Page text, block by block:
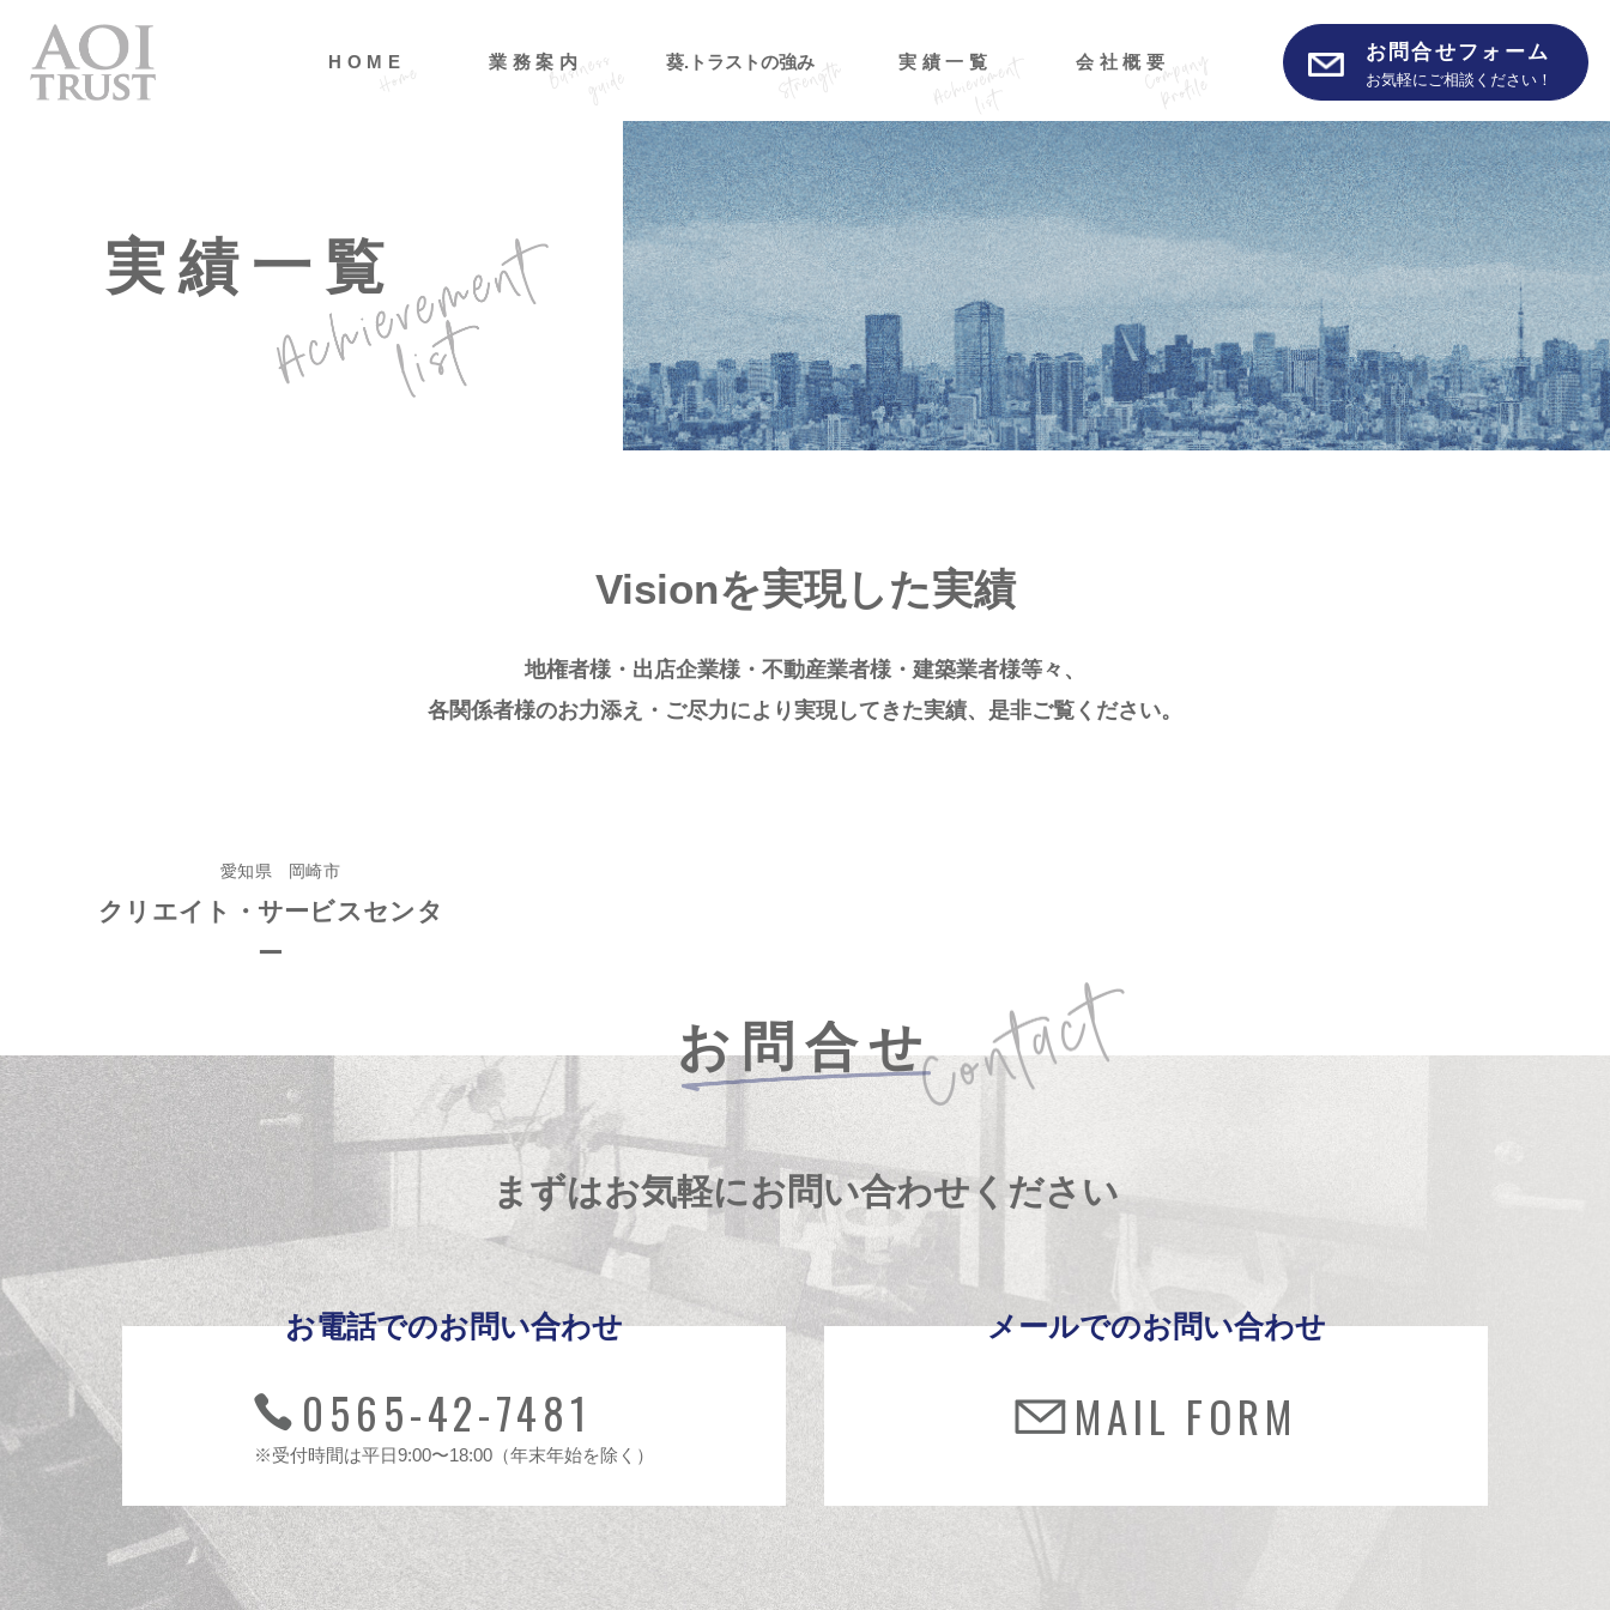
HOME 業務案内 葵.トラストの強み 実績一覧 会社概要 お問合せフォーム
お気軽にご相談ください！
実績一覧
Visionを実現した実績
地権者様・出店企業様・不動産業者様・建築業者様等々、
各関係者様のお力添え・ご尽力により実現してきた実績、是非ご覧ください。
愛知県 岡崎市
クリエイト・サービスセンタ
ー
お問合せ
まずはお気軽にお問い合わせください
お電話でのお問い合わせ
0565-42-7481
※受付時間は平日9:00〜18:00（年末年始を除く）
メールでのお問い合わせ
MAIL FORM